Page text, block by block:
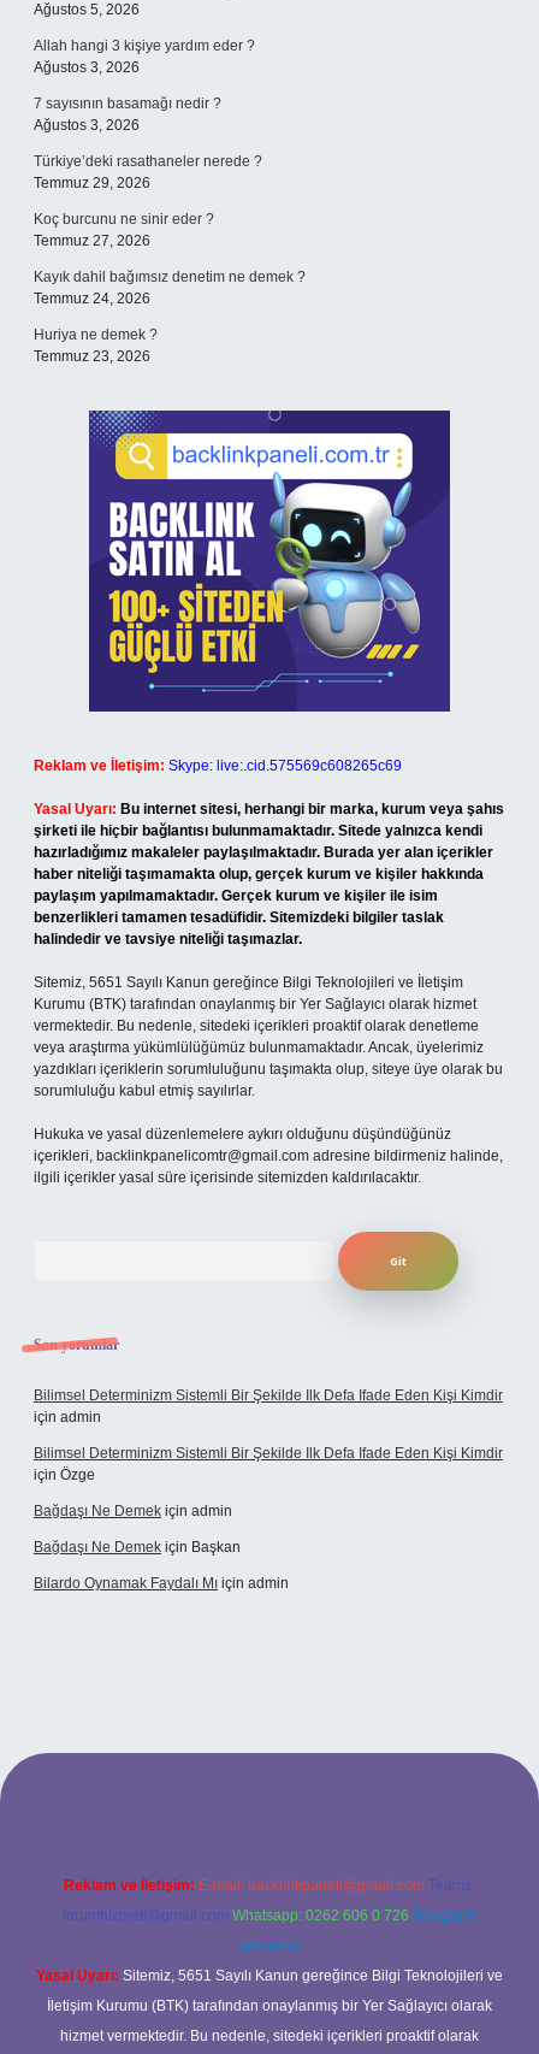
Ağustos 5, 2026
Allah hangi 3 kişiye yardım eder ?
Ağustos 3, 2026
7 sayısının basamağı nedir ?
Ağustos 3, 2026
Türkiye’deki rasathaneler nerede ?
Temmuz 29, 2026
Koç burcunu ne sinir eder ?
Temmuz 27, 2026
Kayık dahil bağımsız denetim ne demek ?
Temmuz 24, 2026
Huriya ne demek ?
Temmuz 23, 2026
Reklam ve İletişim: Skype: live:.cid.575569c608265c69
Yasal Uyarı: Bu internet sitesi, herhangi bir marka, kurum veya şahıs
şirketi ile hiçbir bağlantısı bulunmamaktadır. Sitede yalnızca kendi
hazırladığımız makaleler paylaşılmaktadır. Burada yer alan içerikler
haber niteliği taşımamakta olup, gerçek kurum ve kişiler hakkında
paylaşım yapılmamaktadır. Gerçek kurum ve kişiler ile isim
benzerlikleri tamamen tesadüfidir. Sitemizdeki bilgiler taslak
halindedir ve tavsiye niteliği taşımazlar.
Sitemiz, 5651 Sayılı Kanun gereğince Bilgi Teknolojileri ve İletişim
Kurumu (BTK) tarafından onaylanmış bir Yer Sağlayıcı olarak hizmet
vermektedir. Bu nedenle, sitedeki içerikleri proaktif olarak denetleme
veya araştırma yükümlülüğümüz bulunmamaktadır. Ancak, üyelerimiz
yazdıkları içeriklerin sorumluluğunu taşımakta olup, siteye üye olarak bu
sorumluluğu kabul etmiş sayılırlar.
Hukuka ve yasal düzenlemelere aykırı olduğunu düşündüğünüz
içerikleri, backlinkpanelicomtr@gmail.com adresine bildirmeniz halinde,
ilgili içerikler yasal süre içerisinde sitemizden kaldırılacaktır.
Son yorumlar
Bilimsel Determinizm Sistemli Bir Şekilde Ilk Defa Ifade Eden Kişi Kimdir
için admin
Bilimsel Determinizm Sistemli Bir Şekilde Ilk Defa Ifade Eden Kişi Kimdir
için Özge
Bağdaşı Ne Demek için admin
Bağdaşı Ne Demek için Başkan
Bilardo Oynamak Faydalı Mı için admin
bahis sitesi
Reklam ve İletişim: E-mail: backlinkpaneli@gmail.com Teams:
forumhizmeti@gmail.com Whatsapp: 0262 606 0 726 Telegram:
@karabul
Yasal Uyarı: Sitemiz, 5651 Sayılı Kanun gereğince Bilgi Teknolojileri ve
İletişim Kurumu (BTK) tarafından onaylanmış bir Yer Sağlayıcı olarak
hizmet vermektedir. Bu nedenle, sitedeki içerikleri proaktif olarak